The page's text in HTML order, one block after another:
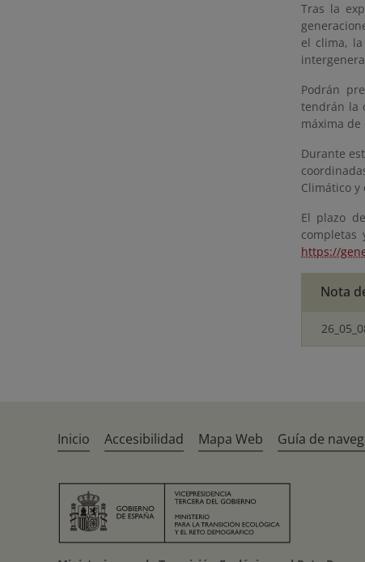
Tras la
el clima,
Podrán
tendrán la
máxima
Durante
Climático y
El plazo
https://
Nota
Inicio Accesibilidad Mapa Web Guía de